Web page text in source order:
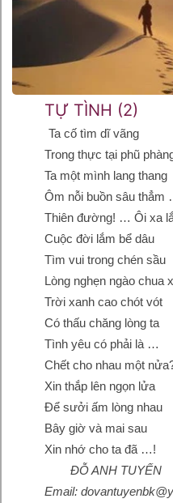
TỰ TÌNH (2)
Ta cố tìm dĩ vãng
Trong thực tại phũ
Ta một mình lang thang
Ôm nỗi buồn sâu thẳm
Thiên đường! … Ôi xa
Cuộc đời lắm bể dâu
Tìm vui trong chén sầu
Lòng nghẹn ngào chua
Trời xanh cao chót vót
Có thấu chăng lòng ta
Tình yêu có phải là …
Chết cho nhau một
Xin thắp lên ngọn lửa
Để sưởi ấm lòng nhau
Bây giờ và mai sau
Xin nhớ cho ta đã …!
ĐỖ ANH TUYẾN
Email: